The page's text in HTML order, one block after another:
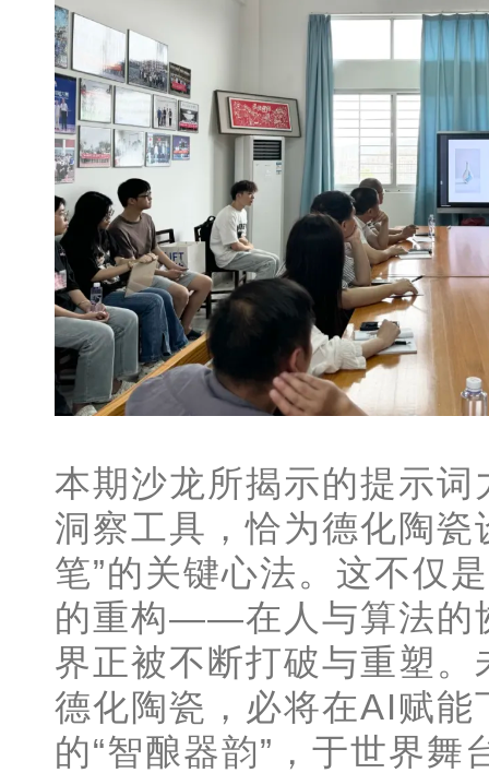
本期沙龙所揭示的提示
洞察工具，恰为德化陶
笔”的关键心法。这不仅
的重构——在人与算法的
界正被不断打破与重塑
德化陶瓷，必将在AI赋
的“智酿器韵”，于世界舞